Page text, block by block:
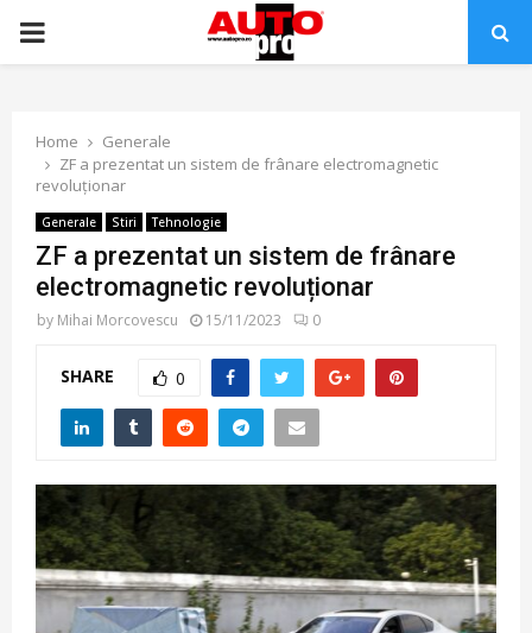
PRIMARY
Home
Generale
ZF a prezentat un sistem de frânare electromagnetic
revoluționar
Generale Stiri Tehnologie
ZF a prezentat un sistem de frânare
electromagnetic revoluționar
by Mihai Morcovescu 15/11/2023 0
SHARE 0